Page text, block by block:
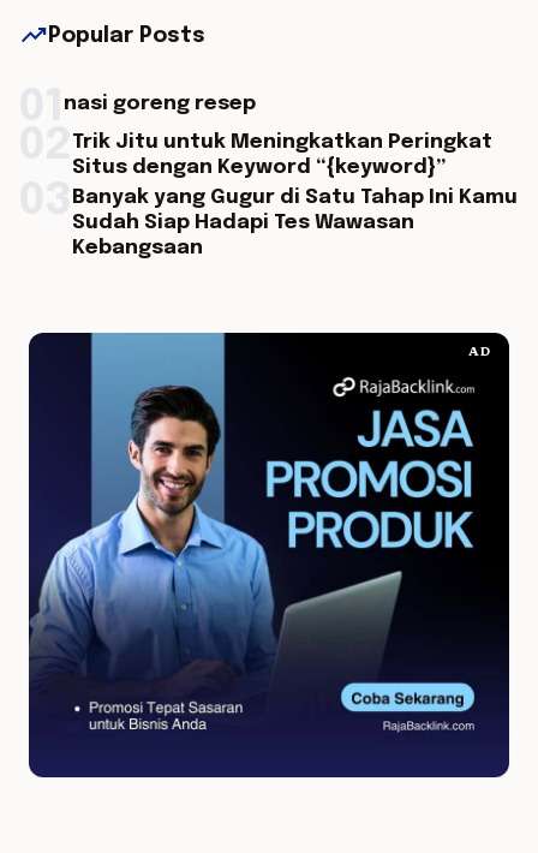
trending_up Popular Posts
nasi goreng resep
Trik Jitu untuk Meningkatkan Peringkat
Situs dengan Keyword “{keyword}”
Banyak yang Gugur di Satu Tahap Ini Kamu
Sudah Siap Hadapi Tes Wawasan
Kebangsaan
AD